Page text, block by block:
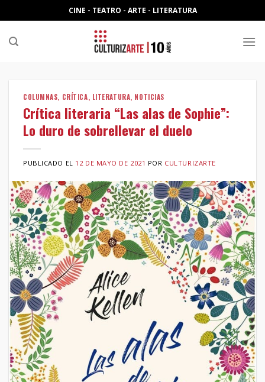
to
content
CINE - TEATRO - ARTE - LITERATURA
COLUMNAS, CRÍTICA, LITERATURA, NOTICIAS
Crítica literaria “Las alas de Sophie”:
Lo duro de sobrellevar el duelo
PUBLICADO EL 12 DE MAYO DE 2021 POR CULTURIZARTE